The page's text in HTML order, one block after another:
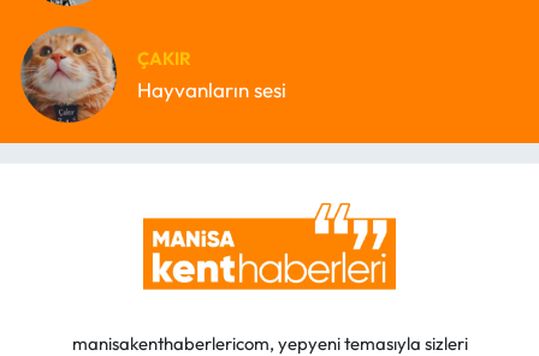
ÇAKIR
Hayvanların sesi
manisakenthaberlericom, yepyeni temasıyla sizleri